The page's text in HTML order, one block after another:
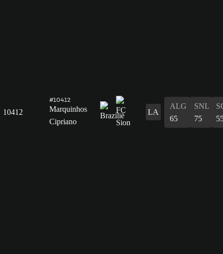
10412
#10412
Marquinhos
Cipriano
LA
ALG
65
SNL
75